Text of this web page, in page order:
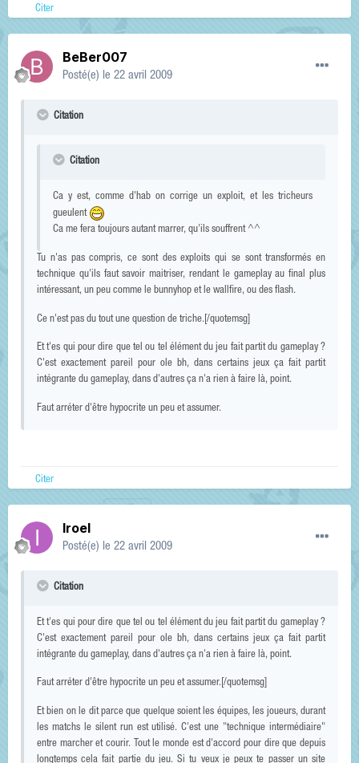
Citer
BeBer007
Posté(e) le 22 avril 2009
Citation
Citation
Ca y est, comme d'hab on corrige un exploit, et les tricheurs
gueulent
Ca me fera toujours autant marrer, qu'ils souffrent ^^
Tu n'as pas compris, ce sont des exploits qui se sont transformés en
technique qu'ils faut savoir maitriser, rendant le gameplay au final plus
intéressant, un peu comme le bunnyhop et le wallfire, ou des flash.
Ce n'est pas du tout une question de triche.[/quotemsg]
Et t'es qui pour dire que tel ou tel élément du jeu fait partit du gameplay ?
C'est exactement pareil pour ole bh, dans certains jeux ça fait partit
intégrante du gameplay, dans d'autres ça n'a rien à faire là, point.
Faut arréter d'être hypocrite un peu et assumer.
Citer
Iroel
Posté(e) le 22 avril 2009
Citation
Et t'es qui pour dire que tel ou tel élément du jeu fait partit du gameplay ?
C'est exactement pareil pour ole bh, dans certains jeux ça fait partit
intégrante du gameplay, dans d'autres ça n'a rien à faire là, point.
Faut arréter d'être hypocrite un peu et assumer.[/quotemsg]
Et bien on le dit parce que quelque soient les équipes, les joueurs, durant
les matchs le silent run est utilisé. C'est une "technique intermédiaire"
entre marcher et courir. Tout le monde est d'accord pour dire que depuis
longtemps cela fait partie du jeu. Si tu veux je peux te passer un site